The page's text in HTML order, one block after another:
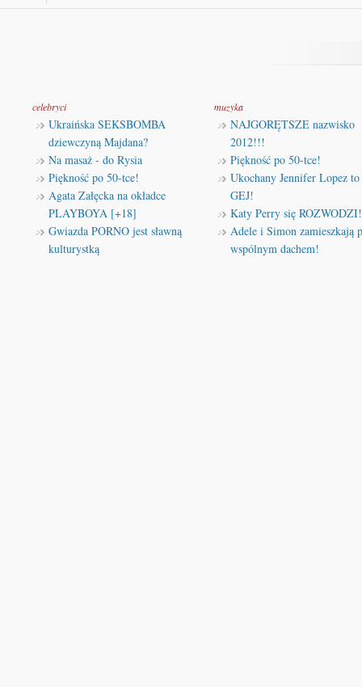
celebryci
Ukraińska SEKSBOMBA
dziewczyną Majdana?
Na masaż - do Rysia
Piękność po 50-tce!
Agata Załęcka na okładce
PLAYBOYA [+18]
Gwiazda PORNO jest sławną
kulturystką
muzyka
NAJGORĘTSZE nazwisko
2012!!!
Piękność po 50-tce!
Ukochany Jennifer Lopez to
GEJ!
Katy Perry się ROZWODZI!
Adele i Simon zamieszkają
wspólnym dachem!